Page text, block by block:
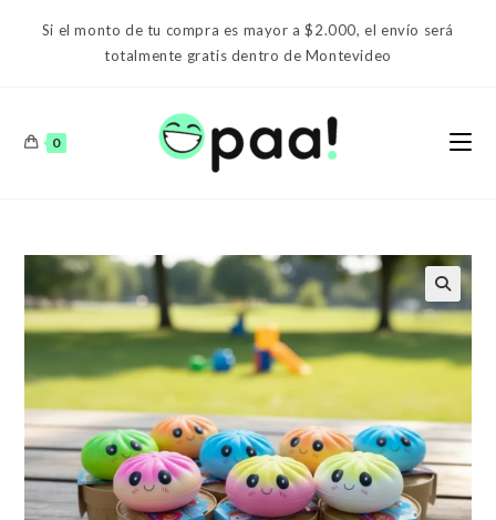
Si el monto de tu compra es mayor a $2.000, el envío será
totalmente gratis dentro de Montevideo
0